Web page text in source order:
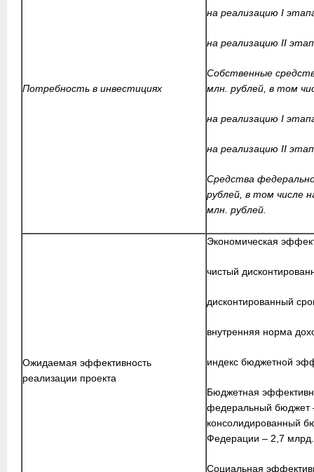
Потребность в инвестициях
на реализацию I
на реализацию II
Собственные
млн. рублей, в том
на реализацию I
на реализацию II
Средства
рублей, в том числе
млн. рублей.
Ожидаемая эффективность
реализации проекта
Экономическая
чистый
дисконтированный
внутренняя норма
индекс бюджетной
Бюджетная
федеральный бюджет
консолидированный
Федерации – 2,7
Социальная